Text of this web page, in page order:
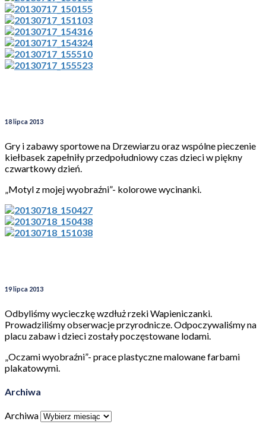
18 lipca 2013
Gry i zabawy sportowe na Drzewiarzu oraz wspólne pieczenie
kiełbasek zapełniły przedpołudniowy czas dzieci w piękny
czwartkowy dzień.
„Motyl z mojej wyobraźni”- kolorowe wycinanki.
19 lipca 2013
Odbyliśmy wycieczkę wzdłuż rzeki Wapieniczanki.
Prowadziliśmy obserwacje przyrodnicze. Odpoczywaliśmy na
placu zabaw i dzieci zostały poczęstowane lodami.
„Oczami wyobraźni”- prace plastyczne malowane farbami
plakatowymi.
Archiwa
Archiwa